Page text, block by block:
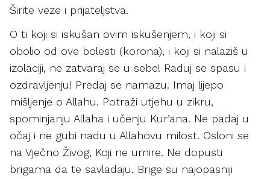
Širite veze i prijateljstva.
O ti koji si iskušan ovim iskušenjem, i koji si
obolio od ove bolesti (korona), i koji si nalaziš u
izolaciji, ne zatvaraj se u sebe! Raduj se spasu i
ozdravljenju! Predaj se namazu. Imaj lijepo
mišljenje o Allahu. Potraži utjehu u zikru,
spominjanju Allaha i učenju Kur’ana. Ne padaj u
očaj i ne gubi nadu u Allahovu milost. Osloni se
na Vječno Živog, Koji ne umire. Ne dopusti
brigama da te savladaju. Brige su najopasniji